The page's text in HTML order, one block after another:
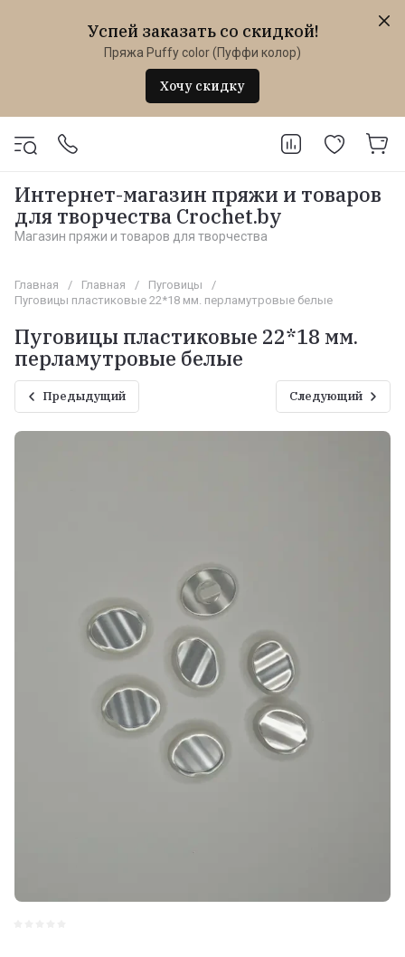
Успей заказать со скидкой!
Пряжа Puffy color (Пуффи колор)
Хочу скидку
Интернет-магазин пряжи и товаров
для творчества Crochet.by
Магазин пряжи и товаров для творчества
Главная / Главная / Пуговицы
/
Пуговицы пластиковые 22*18 мм. перламутровые белые
Пуговицы пластиковые 22*18 мм.
перламутровые белые
Предыдущий Следующий